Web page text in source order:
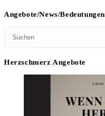
Angebote/News/Bedeutungen
Herzschmerz Angebote